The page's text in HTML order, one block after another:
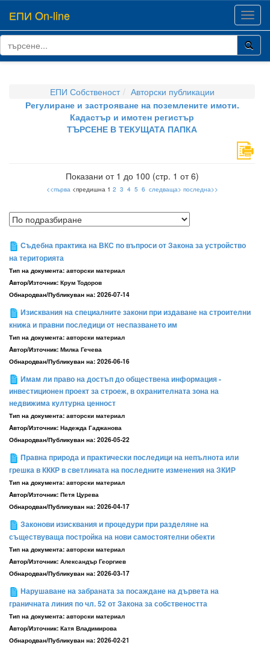
ЕПИ On-line
ЕПИ Собственост
Авторски публикации
Регулиране и застрояване на поземлените имоти.
Кадастър и имотен регистър
ТЪРСЕНЕ В ТЕКУЩАТА ПАПКА
Показани от 1 до 100 (стр. 1 от 6)
<<първа<предишна 1 2 3 4 5 6 следваща> последна>>
Съдебна практика на ВКС по въпроси от Закона за устройство
на територията
Тип на документа: авторски материал
Aвтор/Източник: Крум Тодоров
Обнародван/Публикуван на: 2026-07-14
Изисквания на специалните закони при издаване на строителни
книжа и правни последици от неспазването им
Тип на документа: авторски материал
Aвтор/Източник: Милка Гечева
Обнародван/Публикуван на: 2026-06-16
Имам ли право на достъп до обществена информация -
инвестиционен проект за строеж, в охранителната зона на
недвижима културна ценност
Тип на документа: авторски материал
Aвтор/Източник: Надежда Гаджанова
Обнародван/Публикуван на: 2026-05-22
Правна природа и практически последици на непълнота или
грешка в КККР в светлината на последните изменения на ЗКИР
Тип на документа: авторски материал
Aвтор/Източник: Петя Цурева
Обнародван/Публикуван на: 2026-04-17
Законови изисквания и процедури при разделяне на
съществуваща постройка на нови самостоятелни обекти
Тип на документа: авторски материал
Aвтор/Източник: Александър Георгиев
Обнародван/Публикуван на: 2026-03-17
Нарушаване на забраната за посаждане на дървета на
граничната линия по чл. 52 от Закона за собствеността
Тип на документа: авторски материал
Aвтор/Източник: Катя Владимирова
Обнародван/Публикуван на: 2026-02-21